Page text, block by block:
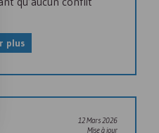
plus
12 Mars 2026
Mise à jour